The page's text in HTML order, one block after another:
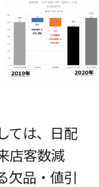
ては、日配
店客数減
品・値引